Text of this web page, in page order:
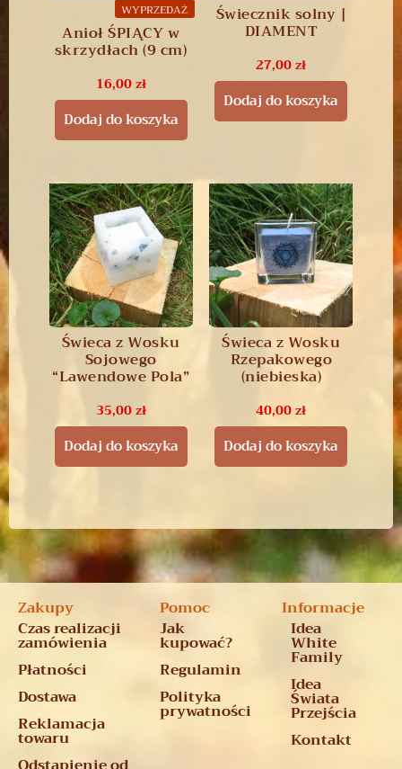
WYPRZEDAŻ
Anioł ŚPIĄCY w
skrzydłach (9 cm)
16,00zł
Dodaj do koszyka
Świecznik solny |
DIAMENT
27,00zł
Dodaj do koszyka
Świeca z Wosku
Sojowego
“Lawendowe Pola”
35,00zł
Dodaj do koszyka
Świeca z Wosku
Rzepakowego
(niebieska)
40,00zł
Dodaj do koszyka
Zakupy
Czas realizacji
zamówienia
Płatności
Dostawa
Reklamacja
towaru
Pomoc
Jak
kupować?
Regulamin
Polityka
prywatności
Informacje
Idea
White
Family
Idea
Świata
Przejścia
Kontakt